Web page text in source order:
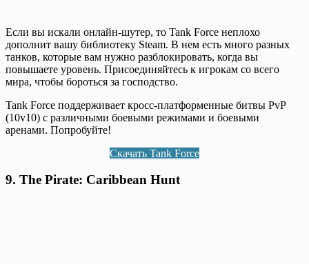
Если вы искали онлайн-шутер, то Tank Force неплохо
дополнит вашу библиотеку Steam. В нем есть много разных
танков, которые вам нужно разблокировать, когда вы
повышаете уровень. Присоединяйтесь к игрокам со всего
мира, чтобы бороться за господство.
Tank Force поддерживает кросс-платформенные битвы PvP
(10v10) с различными боевыми режимами и боевыми
аренами. Попробуйте!
Скачать Tank Force
9. The Pirate: Caribbean Hunt